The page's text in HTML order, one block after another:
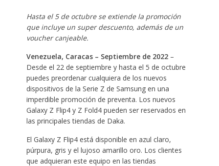
Hasta el 5 de octubre se extiende la promoción
que incluye un super descuento, además de un
voucher canjeable.
Venezuela, Caracas – Septiembre de 2022–
Desde el 22 de septiembre y hasta el 5 de octubre
puedes preordenar cualquiera de los nuevos
dispositivos de la Serie Z de Samsung en una
imperdible promoción de preventa. Los nuevos
Galaxy Z Flip4 y Z Fold4 pueden ser reservados en
las principales tiendas de Daka.
El Galaxy Z Flip4 está disponible en azul claro,
púrpura, gris y el lujoso amarillo oro. Los clientes
que adquieran este equipo en las tiendas